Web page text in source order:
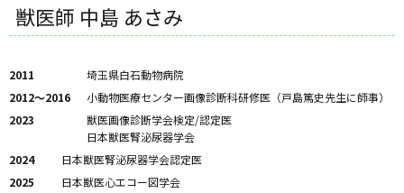
獣医師 中島 あさみ
2011
埼玉県白石動物病院
2012～2016
小動物医療センター画像診断科研修医（戸島篤史先生に師事）
2023
獣医画像診断学会検定/認定医
日本獣医腎泌尿器学会
2024日本獣医腎泌尿器学会認定医
2025 日本獣医心エコー図学会